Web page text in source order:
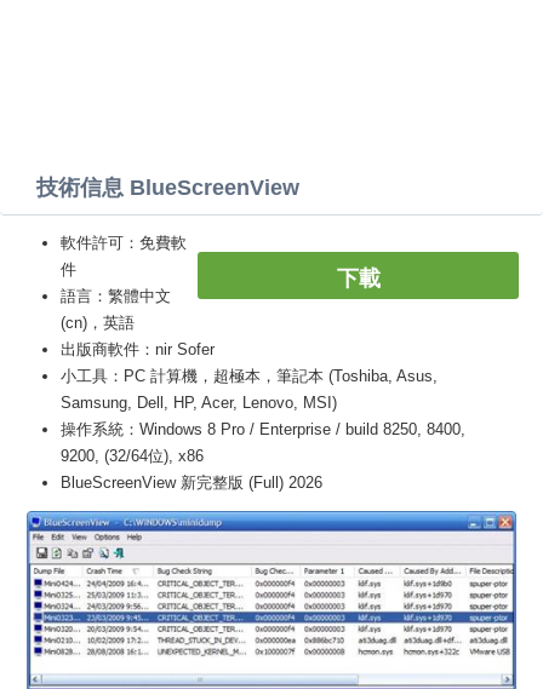
技術信息 BlueScreenView
下載
軟件許可：免費軟
件
語言：繁體中文
(cn)，英語
出版商軟件：nir Sofer
小工具：PC 計算機，超極本，筆記本 (Toshiba, Asus,
Samsung, Dell, HP, Acer, Lenovo, MSI)
操作系統：Windows 8 Pro / Enterprise / build 8250, 8400,
9200, (32/64位), x86
BlueScreenView 新完整版 (Full) 2026